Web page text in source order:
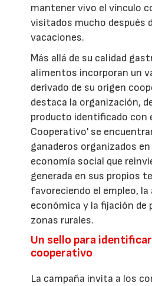
mantener vivo el vínculo
visitados mucho después
vacaciones.
Más allá de su calidad
alimentos incorporan un
derivado de su origen
destaca la organización,
producto identificado con
Cooperativo' se
ganaderos organizados
economía social que
generada en sus propios
favoreciendo el empleo, la
económica y la fijación de
zonas rurales.
Un sello para
cooperativo
La campaña invita a los